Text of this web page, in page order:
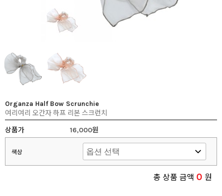
Organza Half Bow Scrunchie
여리여리 오간자 하프 리본 스크런치
상품가
16,000원
색상
총 상품 금액 0 원